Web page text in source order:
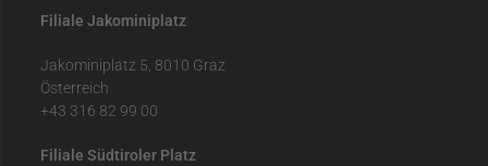
Filiale Jakominiplatz
Jakominiplatz 5, 8010 Graz
Österreich
+43 316 82 99 00
Filiale Südtiroler Platz